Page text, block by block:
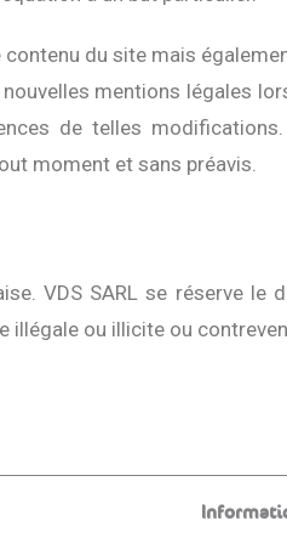
du site mais
mentions légales
de telles
moment et sans préavis.
VDS SARL se réserve le
illégale ou illicite ou